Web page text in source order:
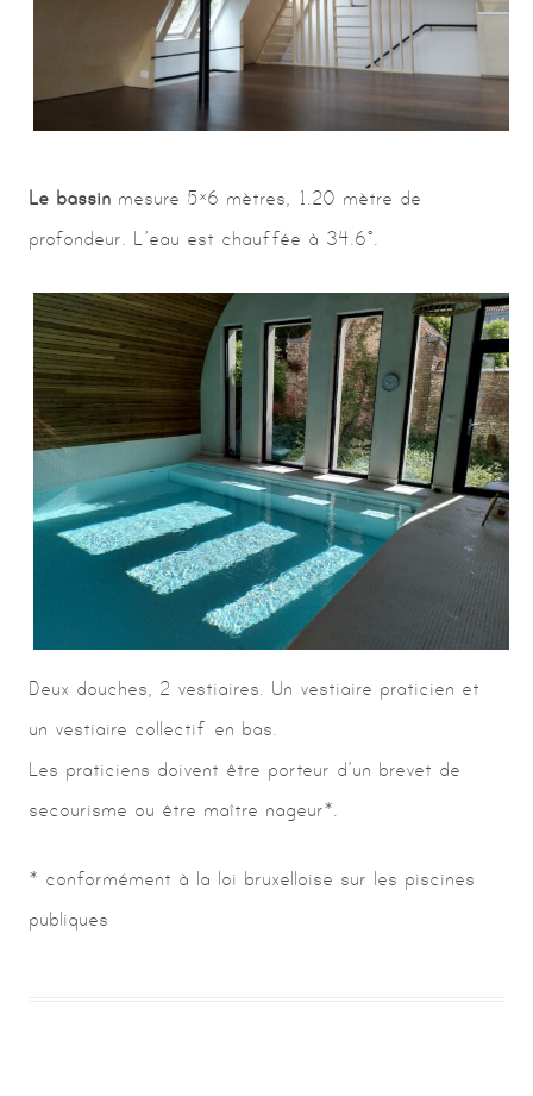
Le bassin mesure 5×6 mètres, 1.20 mètre de
profondeur. L’eau est chauffée à 34.6°.
Deux douches, 2 vestiaires. Un vestiaire praticien et
un vestiaire collectif en bas.
Les praticiens doivent être porteur d’un brevet de
secourisme ou être maître nageur*.
* conformément à la loi bruxelloise sur les piscines
publiques